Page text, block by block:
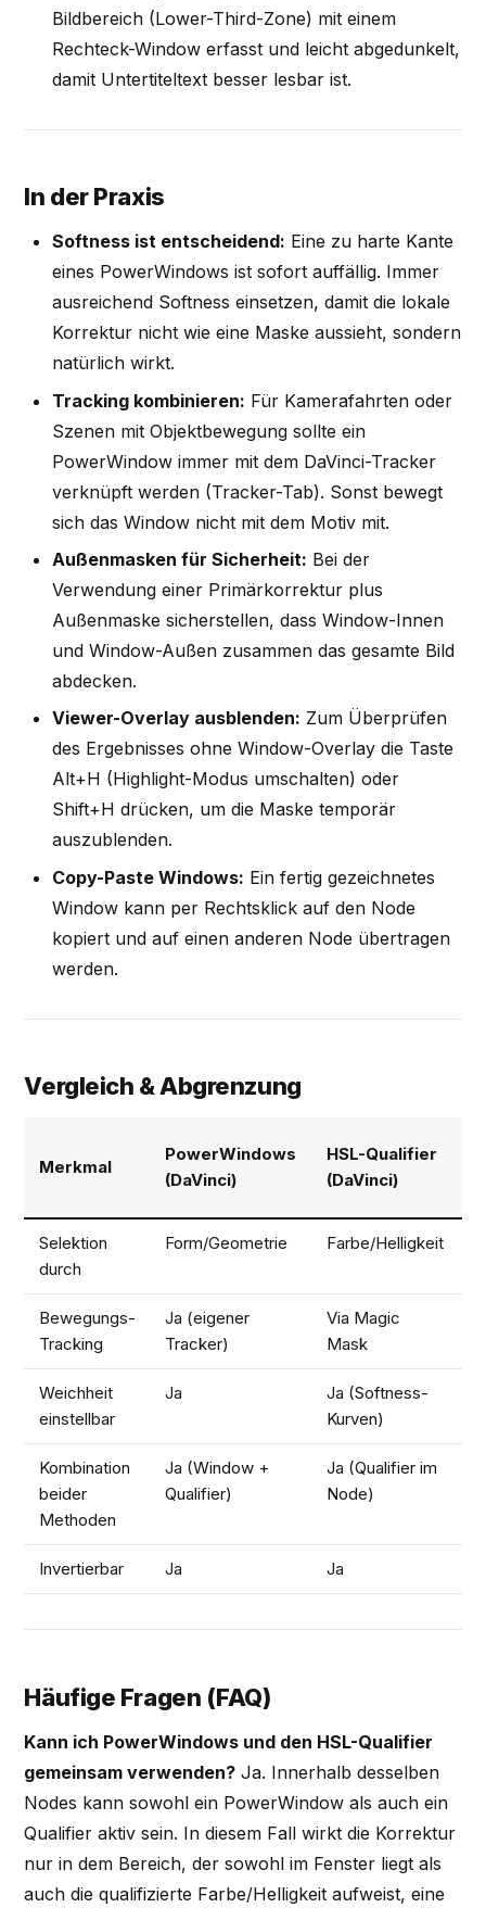
Bildbereich (Lower-Third-Zone) mit einem
Rechteck-Window erfasst und leicht abgedunkelt,
damit Untertiteltext besser lesbar ist.
In der Praxis
Softness ist entscheidend: Eine zu harte Kante
eines PowerWindows ist sofort auffällig. Immer
ausreichend Softness einsetzen, damit die lokale
Korrektur nicht wie eine Maske aussieht, sondern
natürlich wirkt.
Tracking kombinieren: Für Kamerafahrten oder
Szenen mit Objektbewegung sollte ein
PowerWindow immer mit dem DaVinci-Tracker
verknüpft werden (Tracker-Tab). Sonst bewegt
sich das Window nicht mit dem Motiv mit.
Außenmasken für Sicherheit: Bei der
Verwendung einer Primärkorrektur plus
Außenmaske sicherstellen, dass Window-Innen
und Window-Außen zusammen das gesamte Bild
abdecken.
Viewer-Overlay ausblenden: Zum Überprüfen
des Ergebnisses ohne Window-Overlay die Taste
Alt+H (Highlight-Modus umschalten) oder
Shift+H drücken, um die Maske temporär
auszublenden.
Copy-Paste Windows: Ein fertig gezeichnetes
Window kann per Rechtsklick auf den Node
kopiert und auf einen anderen Node übertragen
werden.
Vergleich & Abgrenzung
Merkmal
PowerWindows
(DaVinci)
HSL-Qualifier
(DaVinci)
Selektion
durch
Form/Geometrie Farbe/Helligkeit
Bewegungs-
Tracking
Ja (eigener
Tracker)
Via Magic
Mask
Weichheit
einstellbar
Ja
Ja (Softness-
Kurven)
Kombination
beider
Methoden
Ja (Window +
Qualifier)
Ja (Qualifier im
Node)
Invertierbar Ja Ja
Häufige Fragen (FAQ)
Kann ich PowerWindows und den HSL-Qualifier
gemeinsam verwenden? Ja. Innerhalb desselben
Nodes kann sowohl ein PowerWindow als auch ein
Qualifier aktiv sein. In diesem Fall wirkt die Korrektur
nur in dem Bereich, der sowohl im Fenster liegt als
auch die qualifizierte Farbe/Helligkeit aufweist, eine